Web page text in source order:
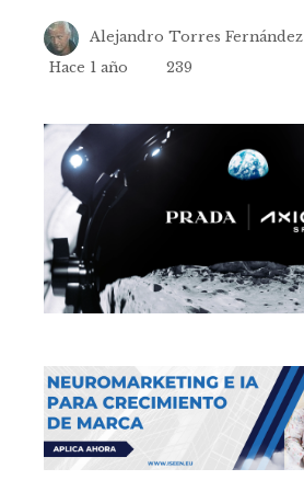
Alejandro Torres Fernández
Hace 1 año
239